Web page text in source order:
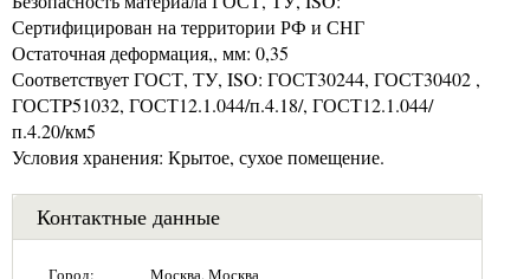
Сертифицирован на территории РФ и СНГ
Остаточная деформация,, мм: 0,35
Соответствует ГОСТ, ТУ, ISO: ГОСТ30244, ГОСТ30402 ,
ГОСТP51032, ГОСТ12.1.044/п.4.18/, ГОСТ12.1.044/
п.4.20/км5
Условия хранения: Крытое, сухое помещение.
Контактные данные
Город: Москва, Москва